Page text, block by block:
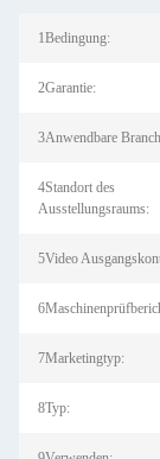
1Bedingung:
2Garantie:
3Anwendbare
4Standort des
Ausstellungsraums:
5Video
7Marketingtyp:
8Typ: